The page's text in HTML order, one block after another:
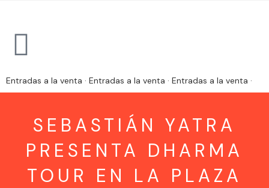
Entradas a la venta · Entradas a la venta · Entradas a la venta ·
SEBASTIÁN YATRA
PRESENTA DHARMA
TOUR EN LA PLAZA